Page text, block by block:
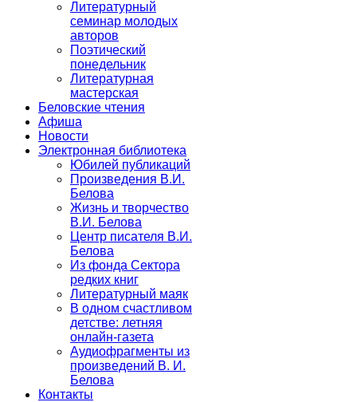
Литературный
семинар молодых
авторов
Поэтический
понедельник
Литературная
мастерская
Беловские чтения
Афиша
Новости
Электронная библиотека
Юбилей публикаций
Произведения В.И.
Белова
Жизнь и творчество
В.И. Белова
Центр писателя В.И.
Белова
Из фонда Сектора
редких книг
Литературный маяк
В одном счастливом
детстве: летняя
онлайн-газета
Аудиофрагменты из
произведений В. И.
Белова
Контакты